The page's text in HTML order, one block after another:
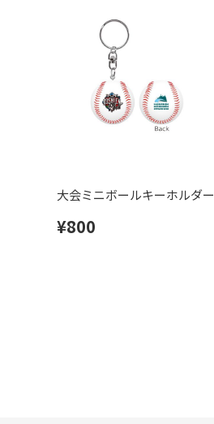
大会ミニボールキーホルダー
¥800